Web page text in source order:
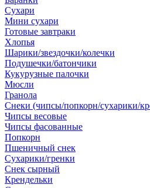
Сухари
Мини сухари
Готовые завтраки
Хлопья
Шарики/звездочки/колечки
Подушечки/батончики
Кукурузные палочки
Мюсли
Гранола
Снеки (чипсы/попкорн/сухарики/
Чипсы весовые
Чипсы фасованные
Попкорн
Пшеничный снек
Сухарики/гренки
Снек сырный
Крендельки